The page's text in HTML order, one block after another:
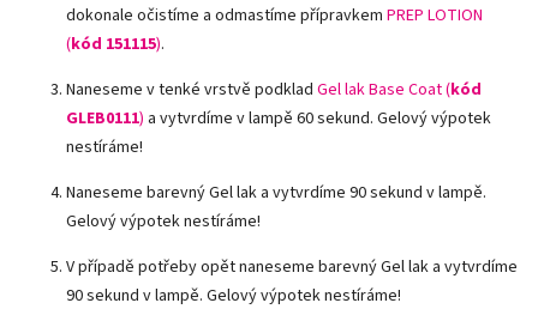
dokonale očistíme a odmastíme přípravkem PREP LOTION
(kód 151115).
Naneseme v tenké vrstvě podklad Gel lak Base Coat (kód
GLEB0111) a vytvrdíme v lampě 60 sekund. Gelový výpotek
nestíráme!
Naneseme barevný Gel lak a vytvrdíme 90 sekund v lampě.
Gelový výpotek nestíráme!
V případě potřeby opět naneseme barevný Gel lak a vytvrdíme
90 sekund v lampě. Gelový výpotek nestíráme!